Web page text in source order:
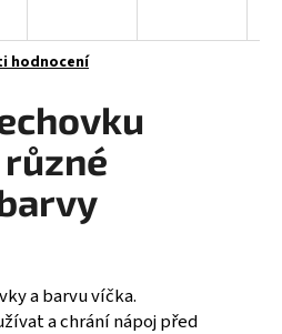
hodnocení
různé
a barvu víčka.
a chrání nápoj před